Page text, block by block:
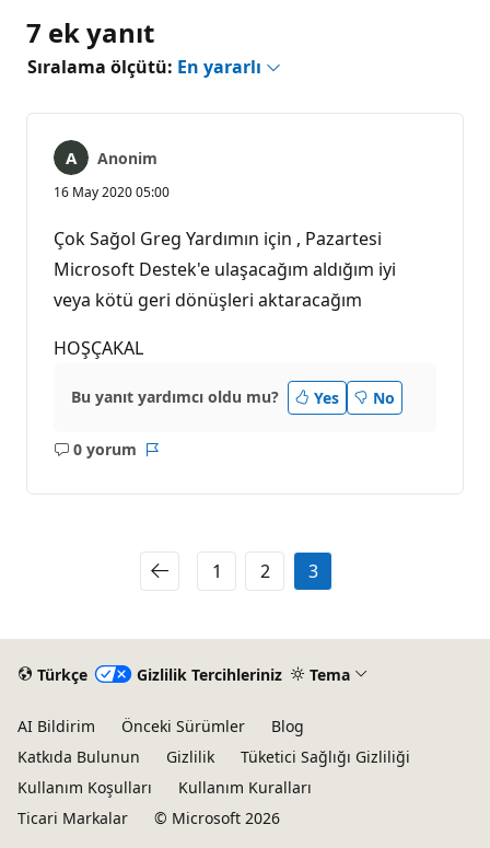
7 ek yanıt
Sıralama ölçütü: En yararlı
Anonim
16 May 2020 05:00
Çok Sağol Greg Yardımın için , Pazartesi
Microsoft Destek'e ulaşacağım aldığım iyi
veya kötü geri dönüşleri aktaracağım
HOŞÇAKAL
Bu yanıt yardımcı oldu mu? Yes No
0 yorum
Açıklama
1 2 3
Türkçe Gizlilik Tercihleriniz Tema
AI Bildirim Önceki Sürümler
Blog
Katkıda Bulunun
Gizlilik
Tüketici Sağlığı Gizliliği
Kullanım Koşulları
Kullanım Kuralları
Ticari Markalar
© Microsoft 2026